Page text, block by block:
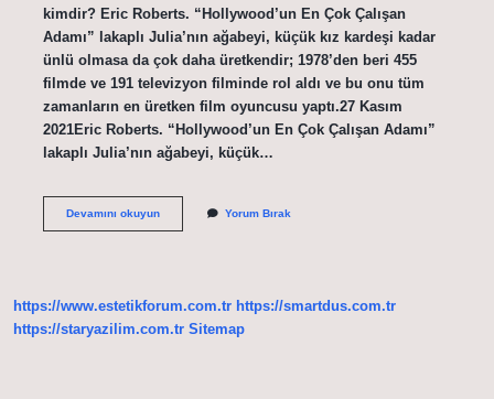
kimdir? Eric Roberts. “Hollywood’un En Çok Çalışan
Adamı” lakaplı Julia’nın ağabeyi, küçük kız kardeşi kadar
ünlü olmasa da çok daha üretkendir; 1978’den beri 455
filmde ve 191 televizyon filminde rol aldı ve bu onu tüm
zamanların en üretken film oyuncusu yaptı.27 Kasım
2021Eric Roberts. “Hollywood’un En Çok Çalışan Adamı”
lakaplı Julia’nın ağabeyi, küçük…
Devamını okuyunEn
Yorum Bırak
https://www.estetikforum.com.tr https://smartdus.com.tr
https://staryazilim.com.tr Sitemap